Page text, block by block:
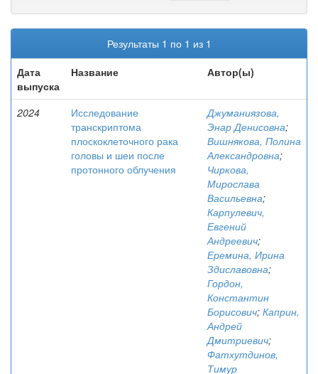
Результаты 1 по 1 из 1
Дата
выпуска
Название Автор(ы)
2024
Исследование
транскриптома
плоскоклеточного рака
головы и шеи после
протонного облучения
Джуманиязова,
Энар Денисовна;
Вишнякова, Полина
Александровна;
Чиркова,
Мирослава
Васильевна;
Карпулевич,
Евгений
Андреевич;
Еремина, Ирина
Здиславовна;
Гордон,
Константин
Борисович; Каприн,
Андрей
Дмитриевич;
Фатхутдинов,
Тимур